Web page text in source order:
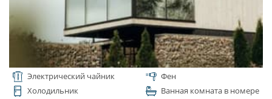
Электрический чайник
Фен
Холодильник
Ванная комната в номере